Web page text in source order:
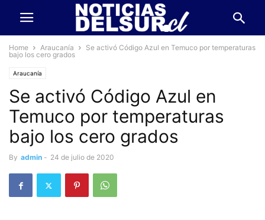
Home Araucanía
Se activó Código Azul en Temuco por temperaturas
bajo los cero grados
Araucanía
Se activó Código Azul en
Temuco por temperaturas
bajo los cero grados
By admin - 24 de julio de 2020